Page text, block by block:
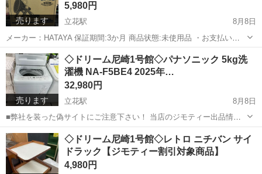
売ります
5,980円
立花駅
8月8日
メーカー：HATAYA 保証期間:3か月 商品状態:未使用品 ・お支払いは
店頭のみとさせて頂きます。 ・商品取り置き期間は3日間とさせて頂
きます。 ・店頭でも販売致しておりますので売り切れの場合...
兵庫 尼崎市 立花駅 家電 投光器
売ります
◇ドリーム尼崎1号館◇パナソニック 5kg洗
濯機 NA-F5BE4 2025年…
32,980円
立花駅
8月8日
■弊社を装った偽サイトにご注意下さい！ 当店のジモティー出品情
報、画像が複数の偽サイトに転載されていることが確認されておりま
す。 これらのサイトに関しましては、当店とは一切関係がございませ
ん。 偽サイトへのアクセスや個...
兵庫 尼崎市 立花駅 生活家電
◇ドリーム尼崎1号館◇レトロ ニチバン サイ
ドラック【ジモティー割引対象商品】
4,980円